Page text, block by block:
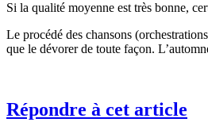
Si la qualité moyenne est très bonne,
Le procédé des chansons
que le dévorer de toute façon.
Répondre à cet article